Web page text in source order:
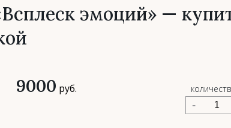
эмоций» —
9000 руб.
-